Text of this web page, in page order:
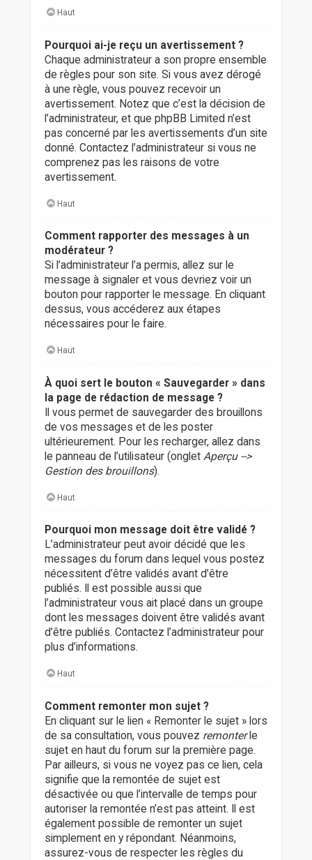
Haut
Pourquoi ai-je reçu un avertissement ?
Chaque administrateur a son propre ensemble
de règles pour son site. Si vous avez dérogé
à une règle, vous pouvez recevoir un
avertissement. Notez que c’est la décision de
l’administrateur, et que phpBB Limited n’est
pas concerné par les avertissements d’un site
donné. Contactez l’administrateur si vous ne
comprenez pas les raisons de votre
avertissement.
Haut
Comment rapporter des messages à un
modérateur ?
Si l’administrateur l’a permis, allez sur le
message à signaler et vous devriez voir un
bouton pour rapporter le message. En cliquant
dessus, vous accéderez aux étapes
nécessaires pour le faire.
Haut
À quoi sert le bouton « Sauvegarder » dans
la page de rédaction de message ?
Il vous permet de sauvegarder des brouillons
de vos messages et de les poster
ultérieurement. Pour les recharger, allez dans
le panneau de l’utilisateur (onglet Aperçu -->
Gestion des brouillons).
Haut
Pourquoi mon message doit être validé ?
L’administrateur peut avoir décidé que les
messages du forum dans lequel vous postez
nécessitent d’être validés avant d’être
publiés. Il est possible aussi que
l’administrateur vous ait placé dans un groupe
dont les messages doivent être validés avant
d’être publiés. Contactez l’administrateur pour
plus d’informations.
Haut
Comment remonter mon sujet ?
En cliquant sur le lien « Remonter le sujet » lors
de sa consultation, vous pouvez remonterle
sujet en haut du forum sur la première page.
Par ailleurs, si vous ne voyez pas ce lien, cela
signifie que la remontée de sujet est
désactivée ou que l’intervalle de temps pour
autoriser la remontée n’est pas atteint. Il est
également possible de remonter un sujet
simplement en y répondant. Néanmoins,
assurez-vous de respecter les règles du